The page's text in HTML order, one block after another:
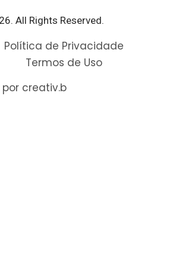
All Rights Reserved.​
Política de Privacidade
Termos de Uso
creativ.b​​